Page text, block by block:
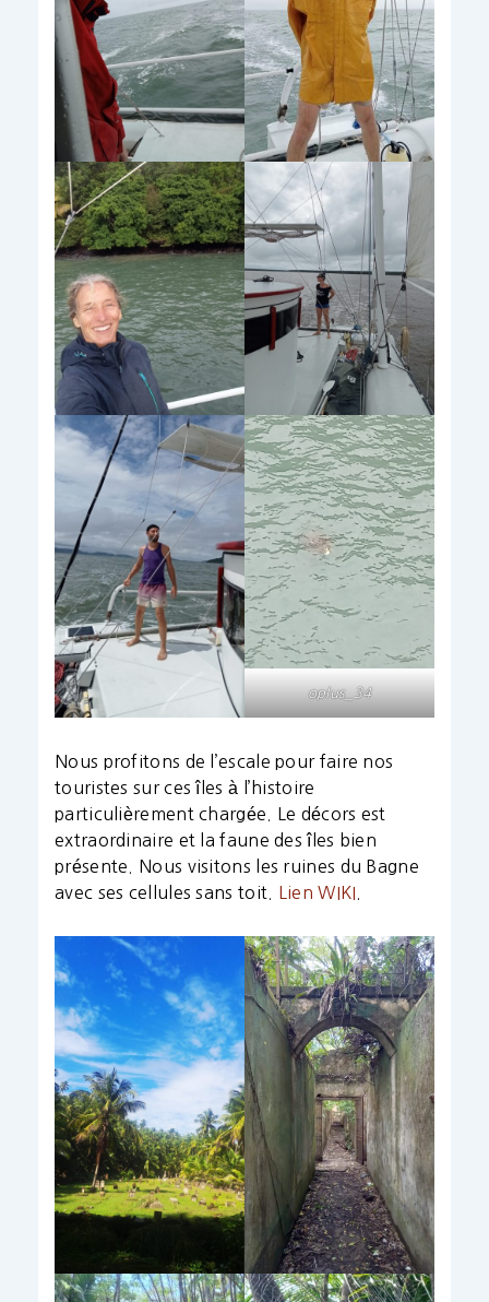
oplus_34
Nous profitons de l’escale pour faire nos
touristes sur ces îles à l’histoire
particulièrement chargée. Le décors est
extraordinaire et la faune des îles bien
présente. Nous visitons les ruines du Bagne
avec ses cellules sans toit.
Lien WIKI